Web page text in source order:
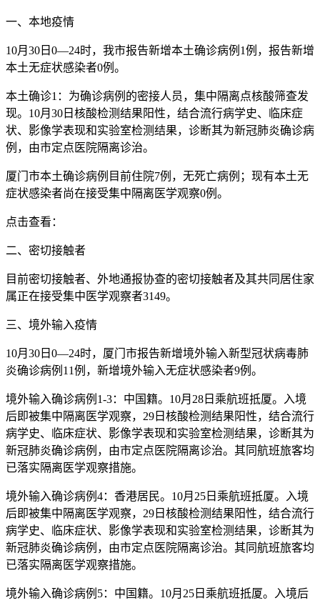
一、本地疫情
10月30日0—24时，我市报告新增本土确诊病例1例，报告新增
本土无症状感染者0例。
本土确诊1：为确诊病例的密接人员，集中隔离点核酸筛查发
现。10月30日核酸检测结果阳性，结合流行病学史、临床症
状、影像学表现和实验室检测结果，诊断其为新冠肺炎确诊病
例，由市定点医院隔离诊治。
厦门市本土确诊病例目前住院7例，无死亡病例；现有本土无
症状感染者尚在接受集中隔离医学观察0例。
点击查看：
二、密切接触者
目前密切接触者、外地通报协查的密切接触者及其共同居住家
属正在接受集中医学观察者3149。
三、境外输入疫情
10月30日0—24时，厦门市报告新增境外输入新型冠状病毒肺
炎确诊病例11例，新增境外输入无症状感染者9例。
境外输入确诊病例1-3：中国籍。10月28日乘航班抵厦。入境
后即被集中隔离医学观察，29日核酸检测结果阳性，结合流行
病学史、临床症状、影像学表现和实验室检测结果，诊断其为
新冠肺炎确诊病例，由市定点医院隔离诊治。其同航班旅客均
已落实隔离医学观察措施。
境外输入确诊病例4：香港居民。10月25日乘航班抵厦。入境
后即被集中隔离医学观察，29日核酸检测结果阳性，结合流行
病学史、临床症状、影像学表现和实验室检测结果，诊断其为
新冠肺炎确诊病例，由市定点医院隔离诊治。其同航班旅客均
已落实隔离医学观察措施。
境外输入确诊病例5：中国籍。10月25日乘航班抵厦。入境后